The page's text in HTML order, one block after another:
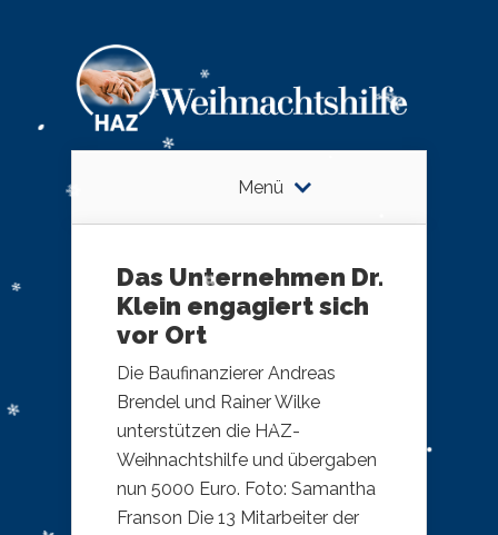
Menü
Das Unternehmen Dr.
Klein engagiert sich
vor Ort
Die Baufinanzierer Andreas
Brendel und Rainer Wilke
unterstützen die HAZ-
Weihnachtshilfe und übergaben
nun 5000 Euro. Foto: Samantha
Franson Die 13 Mitarbeiter der